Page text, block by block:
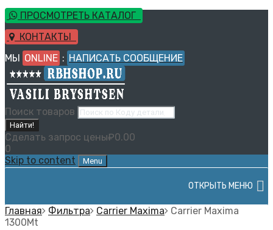
ПРОСМОТРЕТЬ КАТАЛОГ
КОНТАКТЫ
МЫ ONLINE : НАПИСАТЬ СООБЩЕНИЕ
Поиск товаров
Найти!
Сделать запрос цены₽0.00
0
Skip to content
Menu
ОТКРЫТЬ МЕНЮ
Главная Фильтра Carrier Maxima
Carrier Maxima
1300Mt